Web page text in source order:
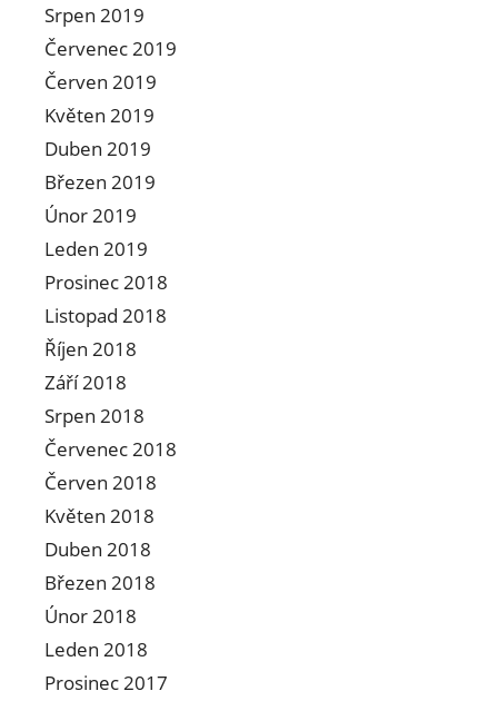
Srpen 2019
Červenec 2019
Červen 2019
Květen 2019
Duben 2019
Březen 2019
Únor 2019
Leden 2019
Prosinec 2018
Listopad 2018
Říjen 2018
Září 2018
Srpen 2018
Červenec 2018
Červen 2018
Květen 2018
Duben 2018
Březen 2018
Únor 2018
Leden 2018
Prosinec 2017